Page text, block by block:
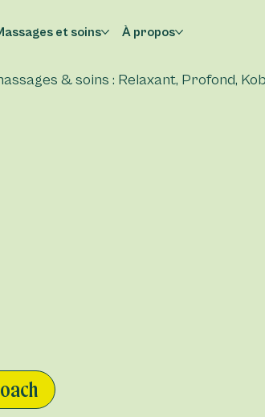
& soins : Relaxant, Profond,
et soins À propos